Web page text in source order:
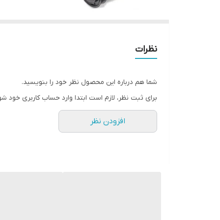
نظرات
شما هم درباره این محصول نظر خود را بنویسید.
برای ثبت نظر، لازم است ابتدا وارد حساب کاربری خود
افزودن نظر